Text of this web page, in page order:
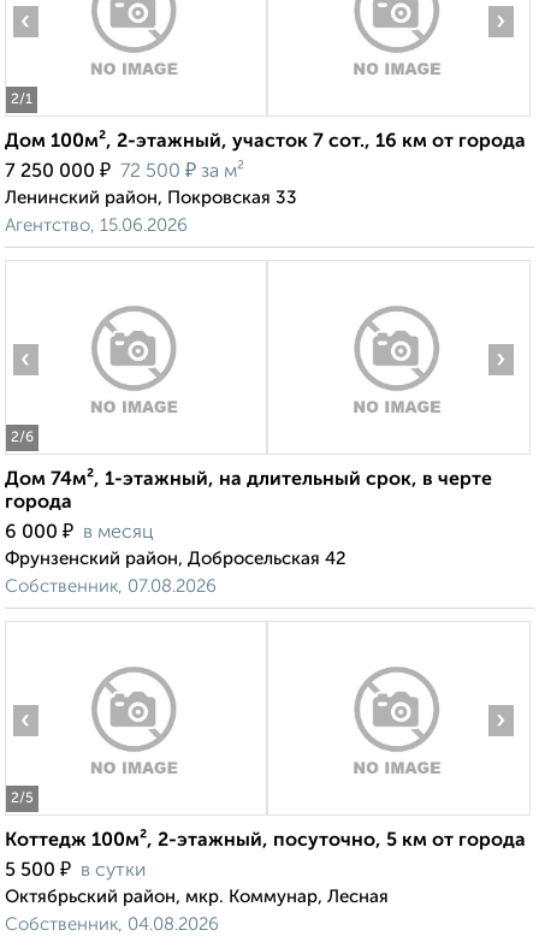
2/1
‹ ›
Дом 100м², 2-этажный, участок 7 сот., 16 км от города
7 250 000 ₽ 72 500 ₽ за м²
Ленинский район, Покровская 33
Агентство, 15.06.2026
2/6
‹ ›
Дом 74м², 1-этажный, на длительный срок, в черте
города
6 000 ₽ в месяц
Фрунзенский район, Добросельская 42
Собственник, 07.08.2026
2/5
‹ ›
Коттедж 100м², 2-этажный, посуточно, 5 км от города
5 500 ₽ в сутки
Октябрьский район, мкр. Коммунар, Лесная
Собственник, 04.08.2026